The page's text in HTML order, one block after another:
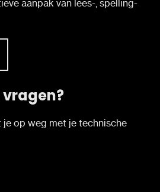
aanpak van lees-, spelling-
op weg met je technische